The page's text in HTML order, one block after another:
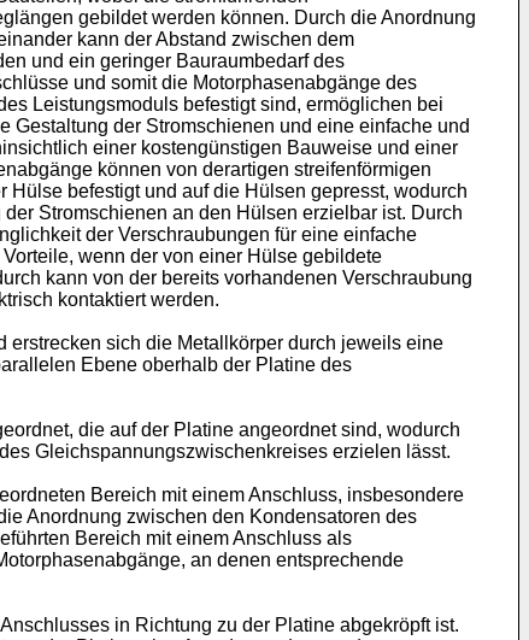
gebildet werden können. Durch die Anordnung
kann der Abstand zwischen dem
und ein geringer Bauraumbedarf des
und somit die Motorphasenabgänge des
Leistungsmoduls befestigt sind, ermöglichen bei
der Stromschienen und eine einfache und
einer kostengünstigen Bauweise und einer
können von derartigen streifenförmigen
befestigt und auf die Hülsen gepresst, wodurch
Stromschienen an den Hülsen erzielbar ist. Durch
der Verschraubungen für eine einfache
wenn der von einer Hülse gebildete
kann von der bereits vorhandenen Verschraubung
kontaktiert werden.
sich die Metallkörper durch jeweils eine
Ebene oberhalb der Platine des
die auf der Platine angeordnet sind, wodurch
Gleichspannungszwischenkreises erzielen lässt.
Bereich mit einem Anschluss, insbesondere
Anordnung zwischen den Kondensatoren des
Bereich mit einem Anschluss als
an denen entsprechende
in Richtung zu der Platine abgekröpft ist.